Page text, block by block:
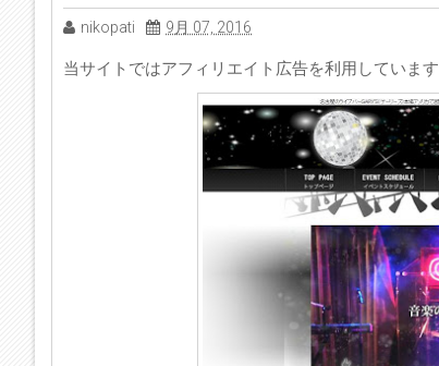
nikopati 9月 07, 2016
当サイトではアフィリエイト広告を利用しています